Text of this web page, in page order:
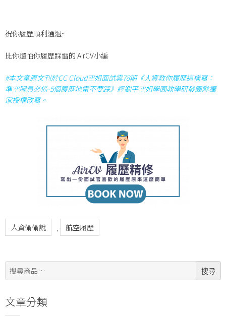
祝你履歷順利通過~
比你還怕你履歷踩雷的 AirCV小編
#本文章原文刊於CC Cloud空姐面試雲78期《人資教你履歷這樣寫：
準空服員必備-5個履歷地雷不要踩》經劉平空姐學園教學研發團隊獨
家授權改寫。
人資偷偷說 航空履歷
搜
尋:
搜尋
文章分類